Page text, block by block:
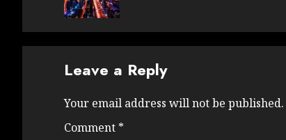
Leave a Reply
Your email address will not be published.
Comment *